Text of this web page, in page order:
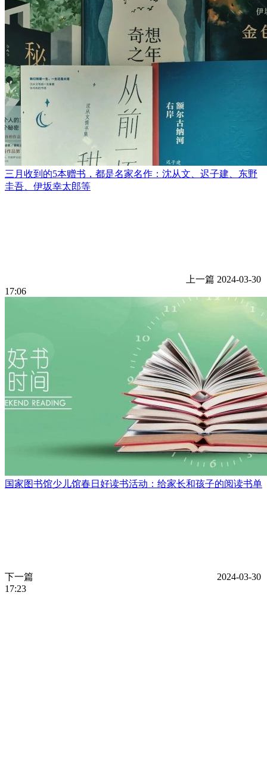
三月收到的5本赠书，都是名家名作：沈从文、迟子建、东野
圭吾、伊坂幸太郎等
上一篇 2024-03-30
17:06
国家图书馆少儿馆春日好读书活动：给家长和孩子的阅读书单
下一篇
2024-03-30
17:23